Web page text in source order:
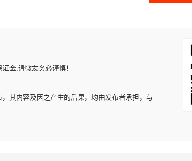
金,请微友务必谨慎！
其内容及因之产生的后果，均由发布者承担，与